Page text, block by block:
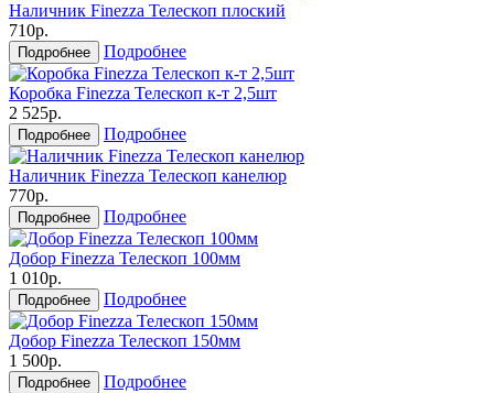
Наличник Finezza Телескоп плоский
710р.
Подробнее Подробнее
Коробка Finezza Телескоп к-т 2,5шт
2 525р.
Подробнее Подробнее
Наличник Finezza Телескоп канелюр
770р.
Подробнее Подробнее
Добор Finezza Телескоп 100мм
1 010р.
Подробнее Подробнее
Добор Finezza Телескоп 150мм
1 500р.
Подробнее Подробнее